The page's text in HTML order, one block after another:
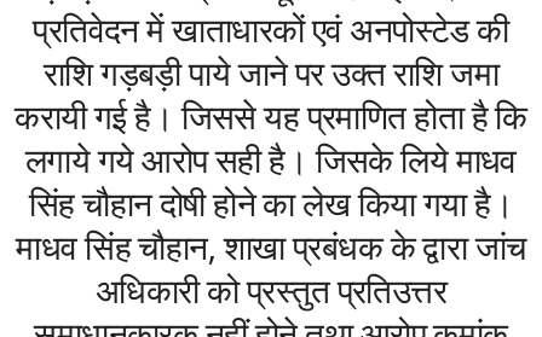
प्रतिवेदन में खाताधारकों एवं अनपोस्टेड की
राशि गड़बड़ी पाये जाने पर उक्त राशि जमा
करायी गई है। जिससे यह प्रमाणित होता है कि
लगाये गये आरोप सही है। जिसके लिये माधव
सिंह चौहान दोषी होने का लेख किया गया है।
माधव सिंह चौहान, शाखा प्रबंधक के द्वारा जांच
अधिकारी को प्रस्तुत प्रतिउत्तर